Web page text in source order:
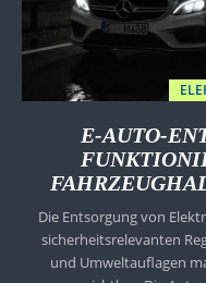
E-AUTO-
Die Entsorgung von
sicherheitsrelevanten
und Umweltauflagen